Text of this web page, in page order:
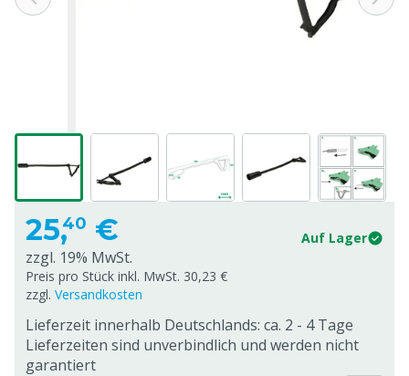
25,40 € Auf Lager
zzgl. 19% MwSt.
Preis pro Stück inkl. MwSt. 30,23 €
zzgl. Versandkosten
Lieferzeit innerhalb Deutschlands: ca. 2 - 4 Tage
Lieferzeiten sind unverbindlich und werden nicht
garantiert